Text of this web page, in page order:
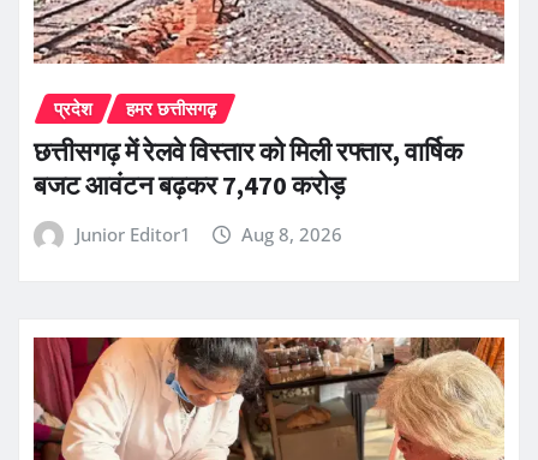
प्रदेश हमर छत्तीसगढ़
छत्तीसगढ़ में रेलवे विस्तार को मिली रफ्तार, वार्षिक
बजट आवंटन बढ़कर 7,470 करोड़
Junior Editor1 Aug 8, 2026